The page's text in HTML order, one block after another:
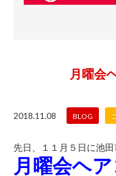
月曜会
2018.11.08 BLOG
先日、１１月５日に池
月曜会ヘ